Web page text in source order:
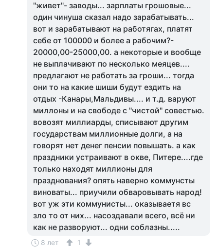
"живет"- заводы... зарплаты грошовые...
один чинуша сказал надо зарабатывать...
вот и зарабатывают на работягах, платят
себе от 100000 и более а рабочим?-
20000,00-25000,00. а некоторые и вообще
не выплачивают по несколько меяцев....
предлагают не работать за гроши... тогда
они то на какие шиши будут ездить на
отдых -Канары,Мальдивы.... и т.д. варуют
миллоны и на свободе с "чистой" совестью.
вовозят миллиарды, списывают другим
государствам миллионные долги, а на
говорят нет денег пенсии повышать. а как
праздники устраивают в окве, Питере....где
только находят миллионы для
празднования? опять наверно коммунсты
виноваты... приучили обваровывать народ!
вот уж эти коммунисты... оказываетя вс
зло то от них... насоздавали всего, всё ни
как не разворуют... одни соблазны.....
8 лет 1